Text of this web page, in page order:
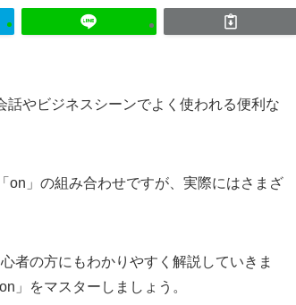
話やビジネスシーンでよく使われる便利な
on」の組み合わせですが、実際にはさまざ
者の方にもわかりやすく解説していきま
」をマスターしましょう。